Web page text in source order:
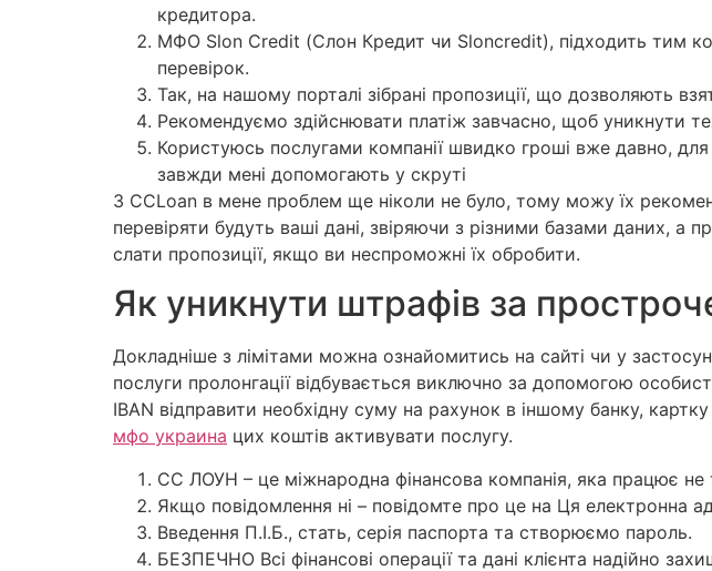
кредитора.
МФО Slon Credit (Слон Кредит чи Sloncredit), підходить тим
перевірок.
Так, на нашому порталі зібрані пропозиції, що дозволяють
Рекомендуємо здійснювати платіж завчасно, щоб уникнути
Користуюсь послугами компанії швидко гроші вже давно,
завжди мені допомогають у скруті
З CCLoan в мене проблем ще ніколи не було, тому можу їх
перевіряти будуть ваші дані, звіряючи з різними базами даних, а
слати пропозиції, якщо ви неспроможні їх обробити.
Як уникнути штрафів за
Докладніше з лімітами можна ознайомитись на сайті чи у
послуги пролонгації відбувається виключно за допомогою
IBAN відправити необхідну суму на рахунок в іншому банку,
мфо украина цих коштів активувати послугу.
CC ЛОУН – це міжнародна фінансова компанія, яка працює не
Якщо повідомлення ні – повідомте про це на Ця електронна
Введення П.І.Б., стать, серія паспорта та створюємо пароль.
БЕЗПЕЧНО Всі фінансові операції та дані клієнта надійно